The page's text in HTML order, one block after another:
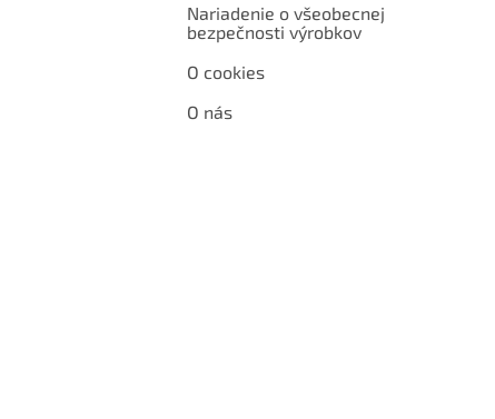
Nariadenie o všeobecnej
bezpečnosti výrobkov
O cookies
O nás